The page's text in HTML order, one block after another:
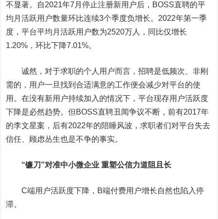
不显著。自2021年7月停止注册新用户后，BOSS直聘的平
均月活跃用户数量环比连续3个季度负增长。2022年第一季
度，平台平均月活跃用户数为2520万人，同比仅增长
1.20%，环比下降7.01%。
诚然，对于求职的个人用户而言，招聘是低频次、非刚
需的，用户一旦找到合适满意的工作便会减少对平台的使
用。在没有新用户持续加入的情况下，平台现存用户活跃度
下降是必然趋势。但BOSS直聘丑闻争议不断，前有2017年
的李文星案，后有2022年的陪睡风波，求职者们对平台失去
信任、顾虑丛生也是不争的事实。
“镰刀”对准中小微企业 重塑公信力道阻且长
C端用户活跃度下降，B端付费用户增长自然也陷入停
滞。